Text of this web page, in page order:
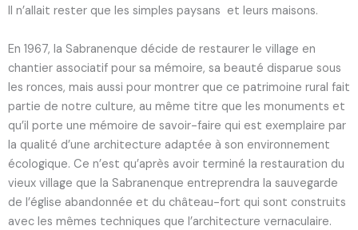
Il n’allait rester que les simples paysans et leurs maisons.
En 1967, la Sabranenque décide de restaurer le village en
chantier associatif pour sa mémoire, sa beauté disparue sous
les ronces, mais aussi pour montrer que ce patrimoine rural fait
partie de notre culture, au même titre que les monuments et
qu’il porte une mémoire de savoir-faire qui est exemplaire par
la qualité d’une architecture adaptée à son environnement
écologique. Ce n’est qu’après avoir terminé la restauration du
vieux village que la Sabranenque entreprendra la sauvegarde
de l’église abandonnée et du château-fort qui sont construits
avec les mêmes techniques que l’architecture vernaculaire.